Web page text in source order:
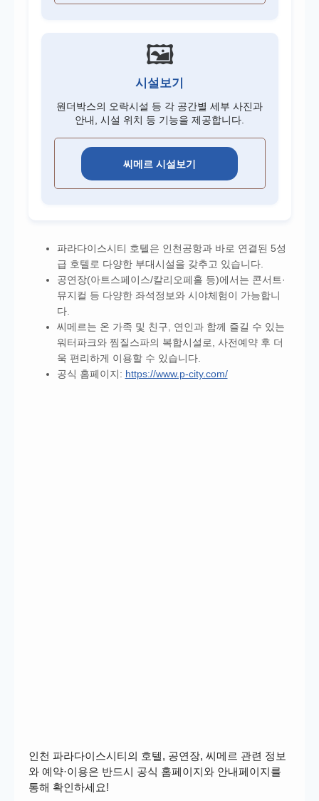
🖼️
시설보기
원더박스의 오락시설 등 각 공간별 세부 사진과
안내, 시설 위치 등 기능을 제공합니다.
씨메르 시설보기
파라다이스시티 호텔은 인천공항과 바로 연결된 5성
급 호텔로 다양한 부대시설을 갖추고 있습니다.
공연장(아트스페이스/칼리오페홀 등)에서는 콘서트·
뮤지컬 등 다양한 좌석정보와 시야체험이 가능합니
다.
씨메르는 온 가족 및 친구, 연인과 함께 즐길 수 있는
워터파크와 찜질스파의 복합시설로, 사전예약 후 더
욱 편리하게 이용할 수 있습니다.
공식 홈페이지: https://www.p-city.com/
인천 파라다이스시티의 호텔, 공연장, 씨메르 관련 정보
와 예약·이용은 반드시 공식 홈페이지와 안내페이지를
통해 확인하세요!